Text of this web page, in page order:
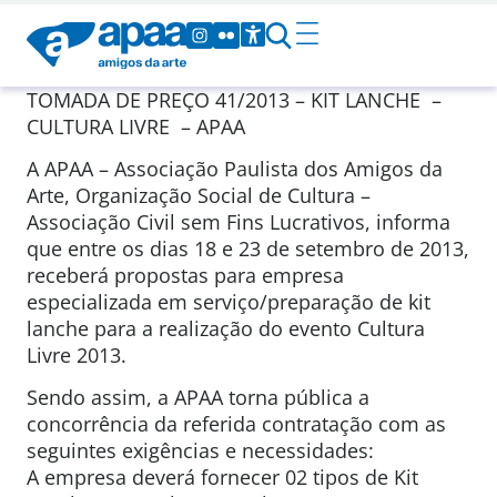
TOMADA DE PREÇO 41/2013 – KIT LANCHE –
CULTURA LIVRE – APAA
A APAA – Associação Paulista dos Amigos da
Arte, Organização Social de Cultura –
Associação Civil sem Fins Lucrativos, informa
que entre os dias 18 e 23 de setembro de 2013,
receberá propostas para empresa
especializada em serviço/preparação de kit
lanche para a realização do evento Cultura
Livre 2013.
Sendo assim, a APAA torna pública a
concorrência da referida contratação com as
seguintes exigências e necessidades:
A empresa deverá fornecer 02 tipos de Kit